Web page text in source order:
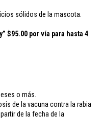
sólidos de la mascota.
$95.00 por vía para hasta 4
o más.
de la vacuna contra la rabia
de la fecha de la